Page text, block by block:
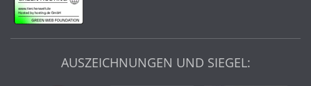
AUSZEICHNUNGEN UND SIEGEL: